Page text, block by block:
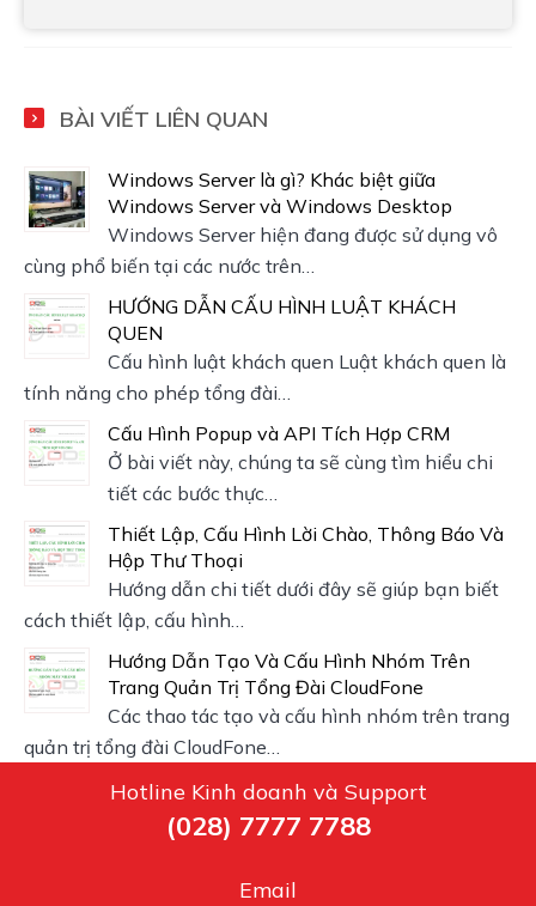
BÀI VIẾT LIÊN QUAN
Windows Server là gì? Khác biệt giữa
Windows Server và Windows Desktop
Windows Server hiện đang được sử dụng vô
cùng phổ biến tại các nước trên…
HƯỚNG DẪN CẤU HÌNH LUẬT KHÁCH
QUEN
Cấu hình luật khách quen Luật khách quen là
tính năng cho phép tổng đài…
Cấu Hình Popup và API Tích Hợp CRM
Ở bài viết này, chúng ta sẽ cùng tìm hiểu chi
tiết các bước thực…
Thiết Lập, Cấu Hình Lời Chào, Thông Báo Và
Hộp Thư Thoại
Hướng dẫn chi tiết dưới đây sẽ giúp bạn biết
cách thiết lập, cấu hình…
Hướng Dẫn Tạo Và Cấu Hình Nhóm Trên
Trang Quản Trị Tổng Đài CloudFone
Các thao tác tạo và cấu hình nhóm trên trang
quản trị tổng đài CloudFone…
Hotline Kinh doanh và Support
(028) 7777 7788
Email